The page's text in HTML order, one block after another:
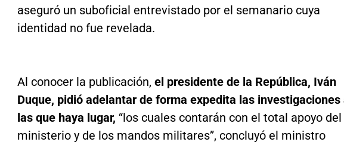
aseguró un suboficial entrevistado por el semanario cuya
identidad no fue revelada.
Al conocer la publicación, el presidente de la República, Iván
Duque, pidió adelantar de forma expedita las investigaciones
las que haya lugar, “los cuales contarán con el total apoyo del
ministerio y de los mandos militares”, concluyó el ministro